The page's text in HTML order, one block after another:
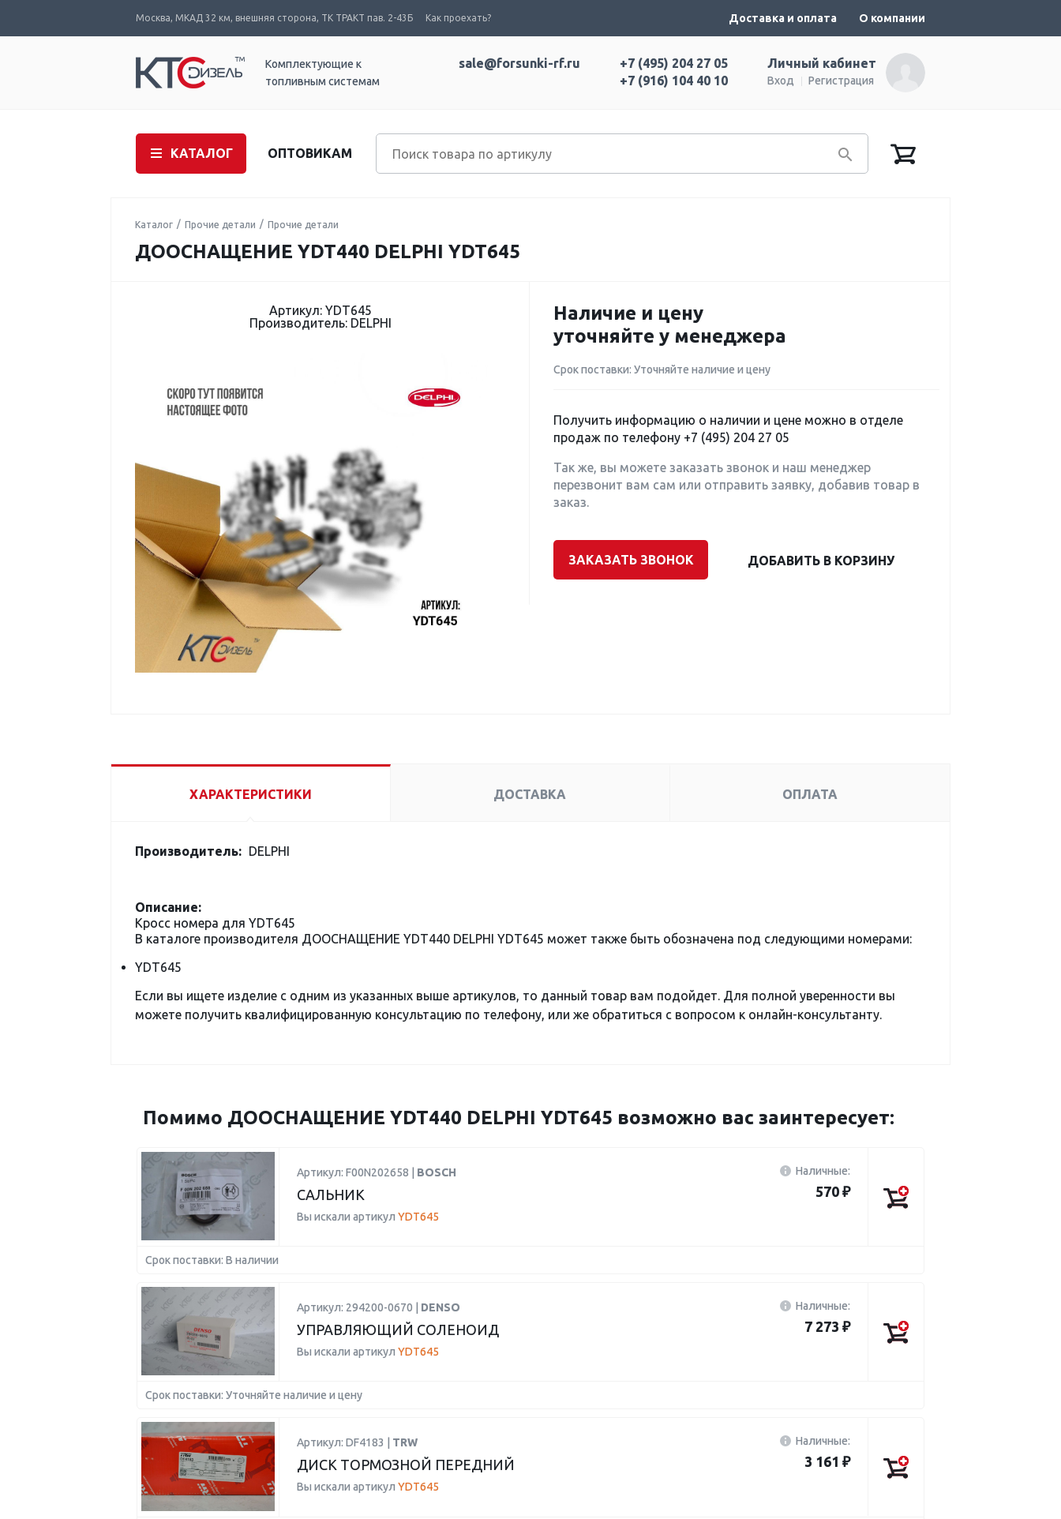
Москва, МКАД 32 км, внешняя сторона, ТК ТРАКТ пав. 2-43Б Как проехать? Доставка и оплата О компании
Комплектующие к
топливным системам
Личный кабинет
Вход Регистрация
+7 (495) 204 27 05
+7 (916) 104 40 10
sale@forsunki-rf.ru
КАТАЛОГ ОПТОВИКАМ
Каталог Прочие детали Прочие детали
ДООСНАЩЕНИЕ YDT440 DELPHI YDT645
Артикул: YDT645
Производитель: DELPHI
Наличие и цену
уточняйте у менеджера
Срок поставки: Уточняйте наличие и цену
Получить информацию о наличии и цене можно в отделе
продаж по телефону +7 (495) 204 27 05
Так же, вы можете заказать звонок и наш менеджер
перезвонит вам сам или отправить заявку, добавив товар в
заказ.
ЗАКАЗАТЬ ЗВОНОК ДОБАВИТЬ В КОРЗИНУ
ХАРАКТЕРИСТИКИ ДОСТАВКА ОПЛАТА
Производитель: DELPHI
Описание:
Кросс номера для YDT645
В каталоге производителя ДООСНАЩЕНИЕ YDT440 DELPHI YDT645 может также быть обозначена под следующими номерами:
YDT645
Если вы ищете изделие с одним из указанных выше артикулов, то данный товар вам подойдет. Для полной уверенности вы
можете получить квалифицированную консультацию по телефону, или же обратиться с вопросом к онлайн-консультанту.
Помимо ДООСНАЩЕНИЕ YDT440 DELPHI YDT645 возможно вас заинтересует:
Артикул: F00N202658 | BOSCH
САЛЬНИК
Вы искали артикул YDT645
Наличные:
570 ₽
Срок поставки: В наличии
Артикул: 294200-0670 | DENSO
УПРАВЛЯЮЩИЙ СОЛЕНОИД
Вы искали артикул YDT645
Наличные:
7 273 ₽
Срок поставки: Уточняйте наличие и цену
Артикул: DF4183 | TRW
ДИСК ТОРМОЗНОЙ ПЕРЕДНИЙ
Вы искали артикул YDT645
Наличные:
3 161 ₽